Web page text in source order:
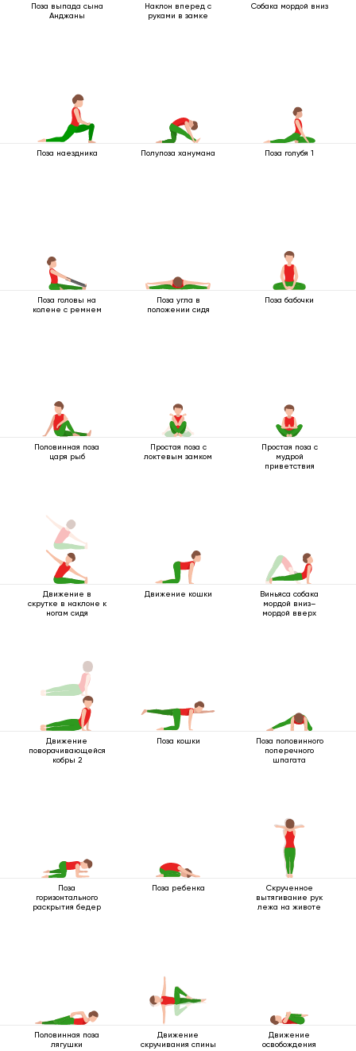
Поза выпада сына
Анджаны
Наклон вперед с
руками в замке
Собака мордой вниз
Поза наездника Полупоза ханумана Поза голубя 1
Поза головы на
колене с ремнем
Поза угла в
положении сидя
Поза бабочки
Половинная поза
царя рыб
Простая поза с
локтевым замком
Простая поза с
мудрой
приветствия
Движение в
скрутке в наклоне к
ногам сидя
Движение кошки
Виньяса собака
мордой вниз–
мордой вверх
Движение
поворачивающейся
кобры 2
Поза кошки
Поза половинного
поперечного
шпагата
Поза
горизонтального
раскрытия бедер
Поза ребенка
Скрученное
вытягивание рук
лежа на животе
Половинная поза
лягушки
Движение
скручивания спины
Движение
освобождения